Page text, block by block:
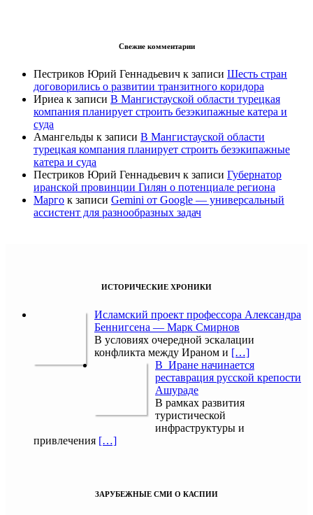
Свежие комментарии
Пестриков Юрий Геннадьевич к записи Шесть стран
договорились о развитии транзитного коридора
Ириеа к записи В Мангистауской области турецкая
компания планирует строить безэкипажные катера и
суда
Амангельды к записи В Мангистауской области
турецкая компания планирует строить безэкипажные
катера и суда
Пестриков Юрий Геннадьевич к записи Губернатор
иранской провинции Гилян о потенциале региона
Марго к записи Gemini от Google — универсальный
ассистент для разнообразных задач
ИСТОРИЧЕСКИЕ ХРОНИКИ
Исламский проект профессора Александра
Беннигсена — Марк Смирнов
В условиях очередной эскалации
конфликта между Ираном и […]
В Иране начинается
реставрация русской крепости
Ашураде
В рамках развития
туристической
инфраструктуры и
привлечения […]
ЗАРУБЕЖНЫЕ СМИ О КАСПИИ